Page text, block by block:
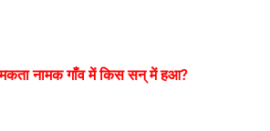
नामक गाँव में किस सन् में हआ?